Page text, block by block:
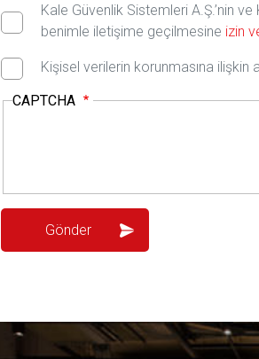
Kale Güvenlik Sistemleri A.Ş.’nin
benimle iletişime geçilmesine izin
Kişisel verilerin korunmasına ilişkin
CAPTCHA